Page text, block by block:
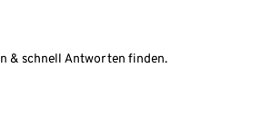
& schnell Antworten finden.